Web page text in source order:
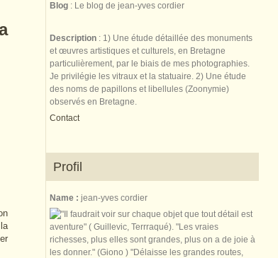
Blog : Le blog de jean-yves cordier
Description : 1) Une étude détaillée des monuments
et œuvres artistiques et culturels, en Bretagne
particulièrement, par le biais de mes photographies.
Je privilégie les vitraux et la statuaire. 2) Une étude
des noms de papillons et libellules (Zoonymie)
observés en Bretagne.
Contact
Profil
Name : jean-yves cordier